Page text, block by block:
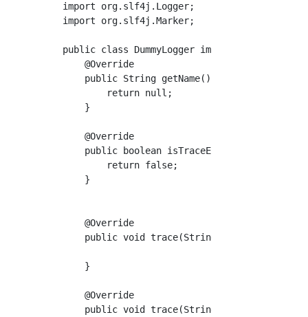
import org.slf4j.Logger;
import org.slf4j.Marker;
public class DummyLogger implements Logger {
    @Override
    public String getName() {
        return null;
    }
    @Override
    public boolean isTraceEnabled() {
        return false;
    }
    @Override
    public void trace(String s) {
    }
    @Override
    public void trace(String s, Object o) {